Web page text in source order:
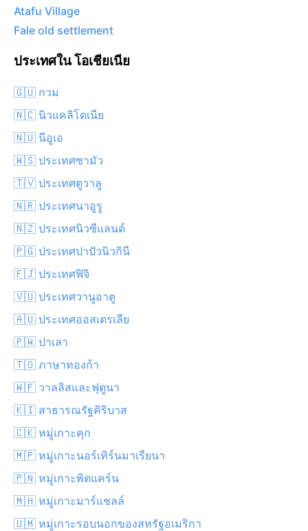
Atafu Village
Fale old settlement
ประเทศใน โอเชียเนีย
🇬🇺 กวม
🇳🇨 นิวแคลิโดเนีย
🇳🇺 นีอูเอ
🇼🇸 ประเทศซามัว
🇹🇻 ประเทศตูวาลู
🇳🇷 ประเทศนาอูรู
🇳🇿 ประเทศนิวซีแลนด์
🇵🇬 ประเทศปาปัวนิวกินี
🇫🇯 ประเทศฟิจิ
🇻🇺 ประเทศวานูอาตู
🇦🇺 ประเทศออสเตรเลีย
🇵🇼 ปาเลา
🇹🇴 ภาษาทองก้า
🇼🇫 วาลลิสและฟุตูนา
🇰🇮 สาธารณรัฐคิริบาส
🇨🇰 หมู่เกาะคุก
🇲🇵 หมู่เกาะนอร์เทิร์นมาเรียนา
🇵🇳 หมู่เกาะพิตแคร์น
🇲🇭 หมู่เกาะมาร์แชลล์
🇺🇲 หมู่เกาะรอบนอกของสหรัฐอเมริกา